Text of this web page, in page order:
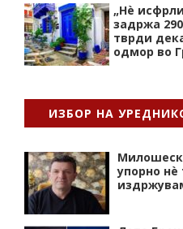
„Нѐ
задржа
тврди
одмор во
ИЗБОР НА
упорно